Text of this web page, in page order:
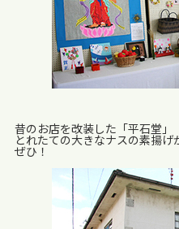
昔のお店を改装した「平石堂」
とれたての大きなナスの素揚
ぜひ！